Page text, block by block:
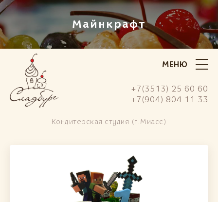
Майнкрафт
МЕНЮ
Кондитерская студия (г.Миасс)
+7(3513) 25 60 60
+7(904) 804 11 33